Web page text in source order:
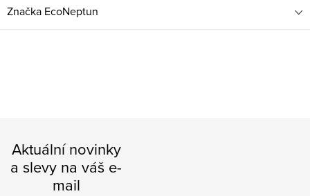
Značka EcoNeptun
Aktuální novinky
a slevy na váš e-
mail